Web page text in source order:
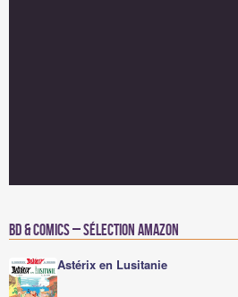
BD & Comics – Sélection Amazon
Astérix en Lusitanie